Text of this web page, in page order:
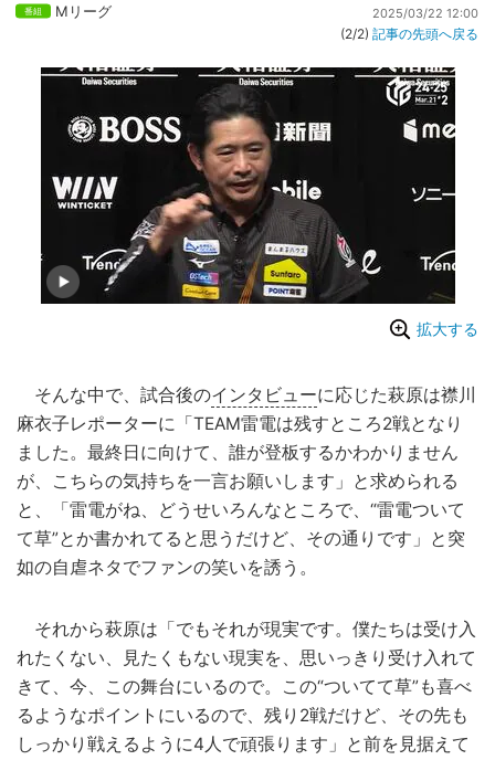
Mリーグ 2025/03/22 12:00
(2/2) 記事の先頭へ戻る
拡大する
そんな中で、試合後のインタビューに応じた萩原は襟川
麻衣子レポーターに「TEAM雷電は残すところ2戦となり
ました。最終日に向けて、誰が登板するかわかりません
が、こちらの気持ちを一言お願いします」と求められる
と、「雷電がね、どうせいろんなところで、“雷電ついて
て草”とか書かれてると思うだけど、その通りです」と突
如の自虐ネタでファンの笑いを誘う。
それから萩原は「でもそれが現実です。僕たちは受け入
れたくない、見たくもない現実を、思いっきり受け入れて
きて、今、この舞台にいるので。この“ついてて草”も喜べ
るようなポイントにいるので、残り2戦だけど、その先も
しっかり戦えるように4人で頑張ります」と前を見据えて